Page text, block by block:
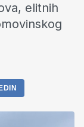
elitnih